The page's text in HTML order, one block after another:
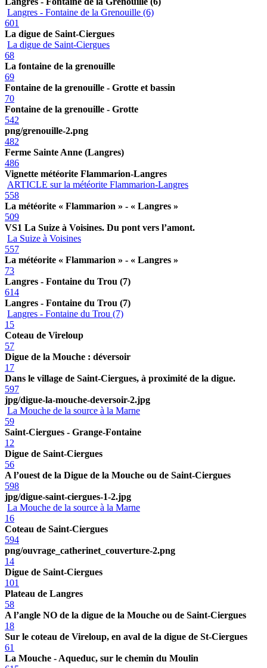
Langres - Fontaine de la Grenouille (6)
601
La digue de Saint-Ciergues
La digue de Saint-Ciergues
68
La fontaine de la grenouille
69
Fontaine de la grenouille - Grotte et bassin
70
Fontaine de la grenouille - Grotte
542
png/grenouille-2.png
482
Ferme Sainte Anne (Langres)
486
Vignette météorite Flammarion-Langres
ARTICLE sur la météorite Flammarion-Langres
558
La météorite « Flammarion » - « Langres »
509
VS1 La Suize à Voisines. Du pont vers l’amont.
La Suize à Voisines
557
La météorite « Flammarion » - « Langres »
73
Langres - Fontaine du Trou (7)
614
Langres - Fontaine du Trou (7)
Langres - Fontaine du Trou (7)
15
Coteau de Vireloup
57
Digue de la Mouche : déversoir
17
Dans le village de Saint-Ciergues, à proximité de la digue.
597
jpg/digue-la-mouche-deversoir-2.jpg
La Mouche de la source à la Marne
59
Saint-Ciergues - Grange-Fontaine
12
Digue de Saint-Ciergues
56
A l’ouest de la Digue de la Mouche ou de Saint-Ciergues
598
jpg/digue-saint-ciergues-1-2.jpg
La Mouche de la source à la Marne
16
Coteau de Saint-Ciergues
594
png/ouvrage_catherinet_couverture-2.png
14
Digue de Saint-Ciergues
101
Plateau de Langres
58
A l’angle NO de la digue de la Mouche ou de Saint-Ciergues
18
Sur le coteau de Vireloup, en aval de la digue de St-Ciergues
61
La Mouche - Aqueduc, sur le chemin du Moulin